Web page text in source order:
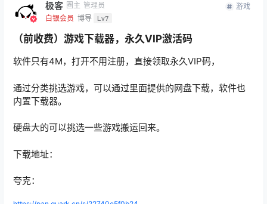
极客 圈主 管理员
白银会员 博导 Lv7
游戏
（前收费）游戏下载器，永久VIP激活码
软件只有4M，打开不用注册，直接领取永久VIP码，
通过分类挑选游戏，可以通过里面提供的网盘下载，软件也
内置下载器。
硬盘大的可以挑选一些游戏搬运回来。
下载地址：
夸克：